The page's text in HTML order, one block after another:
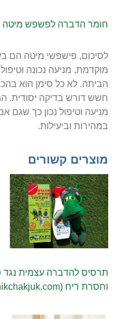
חומר הדברה לפשפש מיטה
לסיכום, פישפשי מיטה הם
מוקדמת, מניעה נכונה
הביתה. לא כל סימן הוא
חשש דורש בדיקה יסודית.
מניעה וטיפול נכון כך שגם
במהירות וביעילות.
מוצרים קשורים
תרסיס להדברה עצמית
וחסרת ריח (chikchakjuk.com)